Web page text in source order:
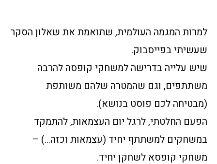
למרות המגמה העולמית, שתואמת את שאלון הסקר
שעשיתי בפייסבוק.
שיש עלייה בדרישה למשחקי קופסה להרבה
משתתפים, וגם שהמטרה שלהם משותפת
(מבטיחה לכם פוסט בנושא).
הפעם החלטתי, לרגל יום העצמאות, להתמקד
במשחקים למשתתף יחיד (עצמאות וכזה…) –
משחקי קופסא לשחקן יחיד.